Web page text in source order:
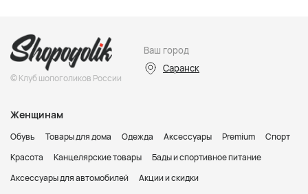
© Клуб шопоголиков России
Ваш город
Саранск
Женщинам
Обувь Товары для дома Одежда Аксессуары Premium
Спорт
Красота
Канцелярские товары
Бады и спортивное питание
Аксессуары для автомобилей
Акции и скидки